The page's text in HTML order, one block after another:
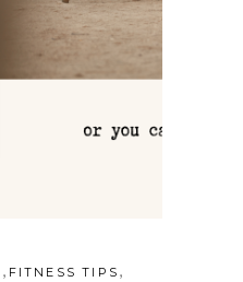
, FITNESS TIPS ,